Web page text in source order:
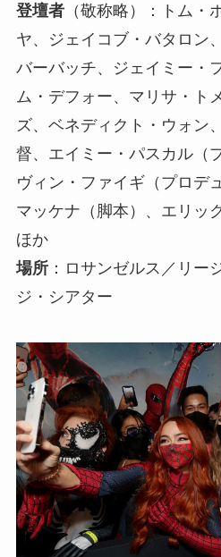
登壇者（敬称略）：トム・
ヤ、ジェイコブ・バタロン
バーバッチ、ジェイミー・
ム・デフォー、マリサ・ト
ズ、ベネディクト・ウォン
督、エイミー・パスカル（
ヴィン・ファイギ（プロデ
マッケナ（脚本）、エリッ
ほか
場所：ロサンゼルス／リー
ジ・シアター